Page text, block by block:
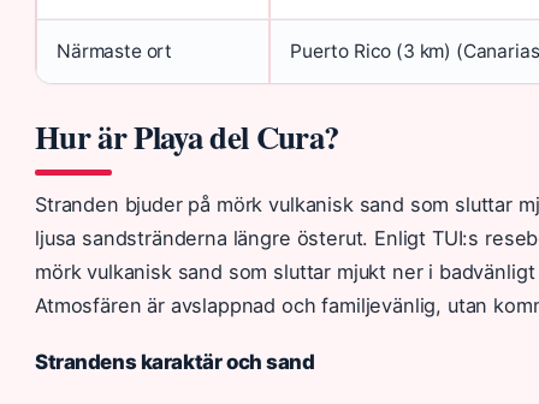
Närmaste ort Puerto Rico (3 km)
Hur är Playa del Cura?
Stranden bjuder på mörk vulkanisk sand som sluttar
ljusa sandstränderna längre österut. Enligt TUI:s
mörk vulkanisk sand som sluttar mjukt ner i
Atmosfären är avslappnad och familjevänlig, utan
Strandens karaktär och sand